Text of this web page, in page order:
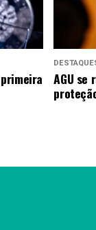
AGU se